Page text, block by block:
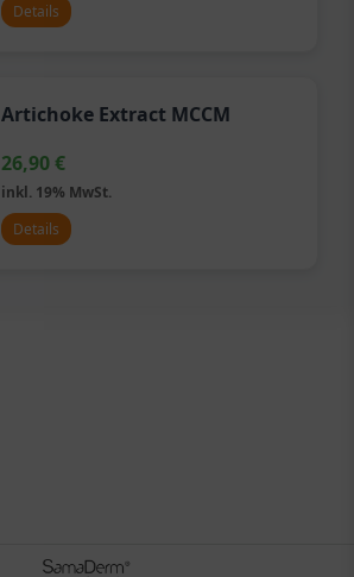
Details
Artichoke Extract MCCM
26,90€
inkl. 19% MwSt.
Details